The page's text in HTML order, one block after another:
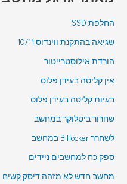
החלפת SSD
שגיאה בהתקנת ווינדוס 10/11
הורדת אילוסטרייטור
אין קליטה בעידן פלוס
בעיות קליטה בעידן פלוס
שחרור ביטלוקר במחשב
לשחרר Bitlocker במחשב
ספק כח למחשבים ניידים
מחשב חדש לא מזהה דיסק קשיח